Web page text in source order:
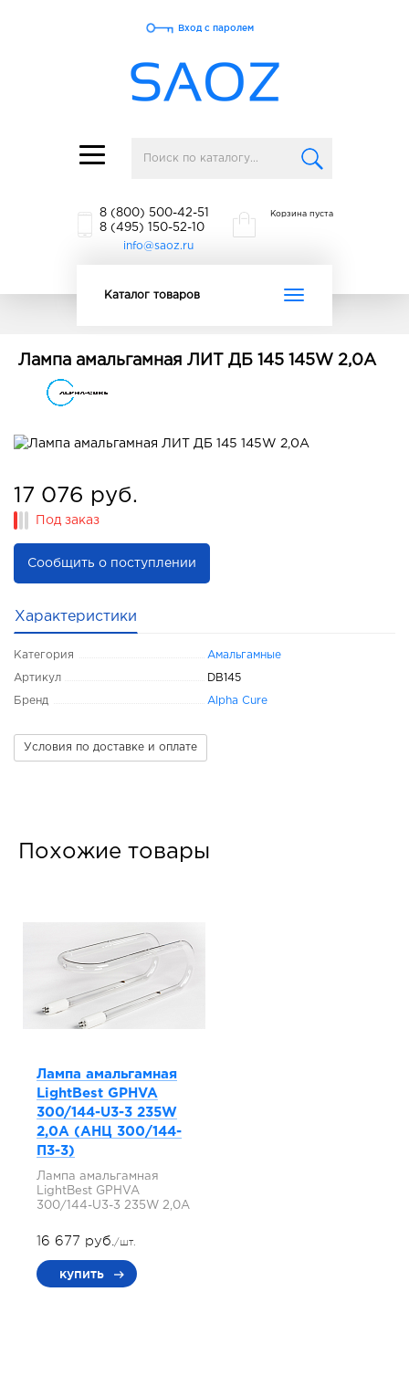
Toggle
navigation
Вход с паролем
8 (800) 500-42-51
8 (495) 150-52-10
info@saoz.ru
Корзина пуста
Toggle
Каталог товаров
Лампа амальгамная ЛИТ ДБ 145 145W 2,0A
17 076 руб.
Под заказ
Сообщить о поступлении
Характеристики
Категория Амальгамные
Артикул DB145
Бренд Alpha Cure
Условия по доставке и оплате
Похожие товары
Лампа амальгамная
LightBest GPHVA
300/144-U3-3 235W
2,0A (АНЦ 300/144-
П3-3)
Лампа амальгамная
LightBest GPHVA
300/144-U3-3 235W 2,0A
16 677 руб./шт.
купить